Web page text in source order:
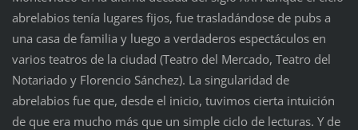
abrelabios tenía lugares fijos, fue trasladándose de pubs a
una casa de familia y luego a verdaderos espectáculos en
varios teatros de la ciudad (Teatro del Mercado, Teatro del
Notariado y Florencio Sánchez). La singularidad de
abrelabios fue que, desde el inicio, tuvimos cierta intuición
de que era mucho más que un simple ciclo de lecturas. Y de